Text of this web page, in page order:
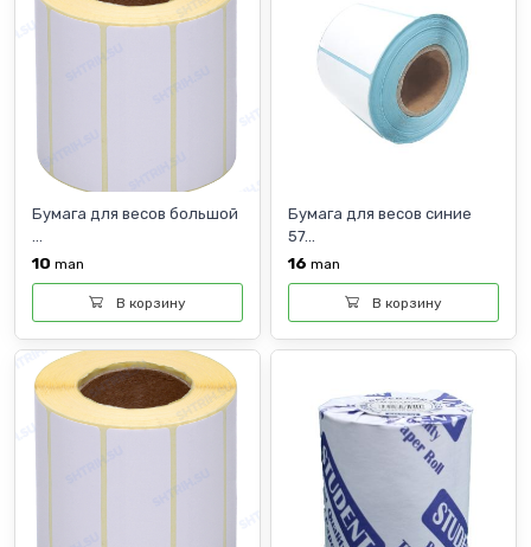
Бумага для весов большой
10 man
В корзину
Бумага для весов синие
57...
16 man
В корзину